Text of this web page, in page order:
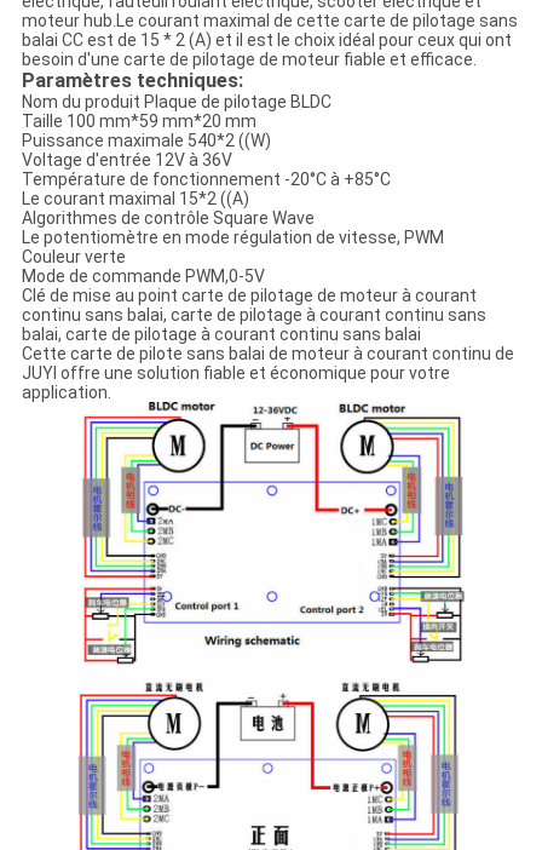
moteur hub.Le courant maximal de cette carte de pilotage sans
balai CC est de 15 * 2 (A) et il est le choix idéal pour ceux qui ont
besoin d'une carte de pilotage de moteur fiable et efficace.
Paramètres techniques:
Nom du produit Plaque de pilotage BLDC
Taille 100 mm*59 mm*20 mm
Puissance maximale 540*2 ((W)
Voltage d'entrée 12V à 36V
Température de fonctionnement -20°C à +85°C
Le courant maximal 15*2 ((A)
Algorithmes de contrôle Square Wave
Le potentiomètre en mode régulation de vitesse, PWM
Couleur verte
Mode de commande PWM,0-5V
Clé de mise au point carte de pilotage de moteur à courant
continu sans balai, carte de pilotage à courant continu sans
balai, carte de pilotage à courant continu sans balai
Cette carte de pilote sans balai de moteur à courant continu de
JUYI offre une solution fiable et économique pour votre
application.